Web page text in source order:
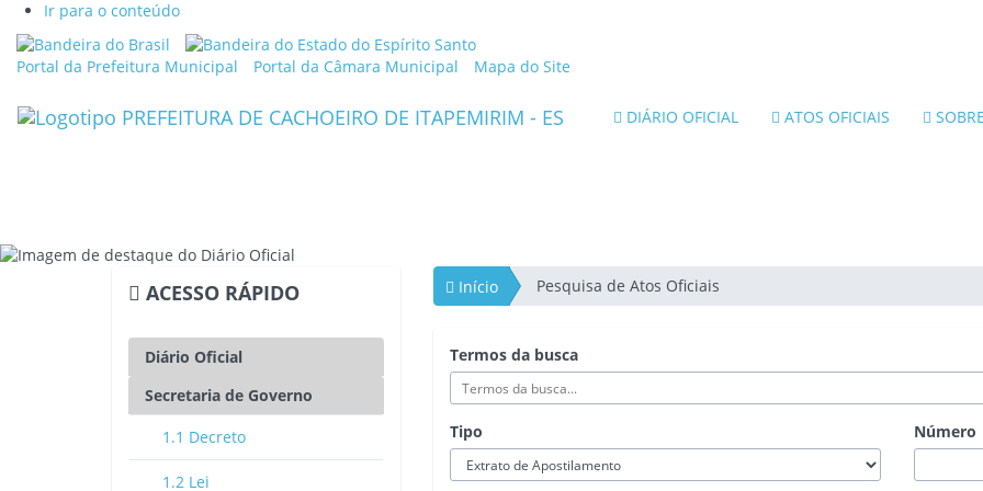
Ir para o conteúdo
Link
externo
Portal
Brasil
Link
externo
Portal
do
Santo
Portal da Prefeitura Municipal Portal da Câmara Municipal Mapa do Site
DIÁRIO OFICIAL ATOS OFICIAIS SOBRE
ACESSO RÁPIDO
Diário Oficial
Secretaria de Governo
1.1 Decreto
1.2 Lei
Início Pesquisa de Atos Oficiais
Termos da busca
Tipo Número